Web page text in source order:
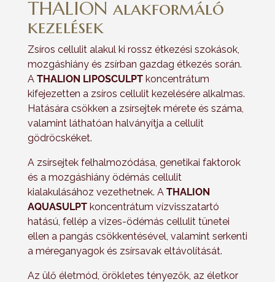
THALION alakformáló
kezelések
Zsíros cellulit alakul ki rossz étkezési szokások,
mozgáshiány és zsírban gazdag étkezés során.
A THALION LIPOSCULPTkoncentrátum
kifejezetten a zsíros cellulit kezelésére alkalmas.
Hatására csökken a zsírsejtek mérete és száma,
valamint láthatóan halványítja a cellulit
gödröcskéket.
A zsírsejtek felhalmozódása, genetikai faktorok
és a mozgáshiány ödémás cellulit
kialakulásához vezethetnek. A THALION
AQUASULPTkoncentrátum vízvisszatartó
hatású, fellép a vizes-ödémás cellulit tünetei
ellen a pangás csökkentésével, valamint serkenti
a méreganyagok és zsírsavak eltávolítását.
Az ülő életmód, örökletes tényezők, az életkor